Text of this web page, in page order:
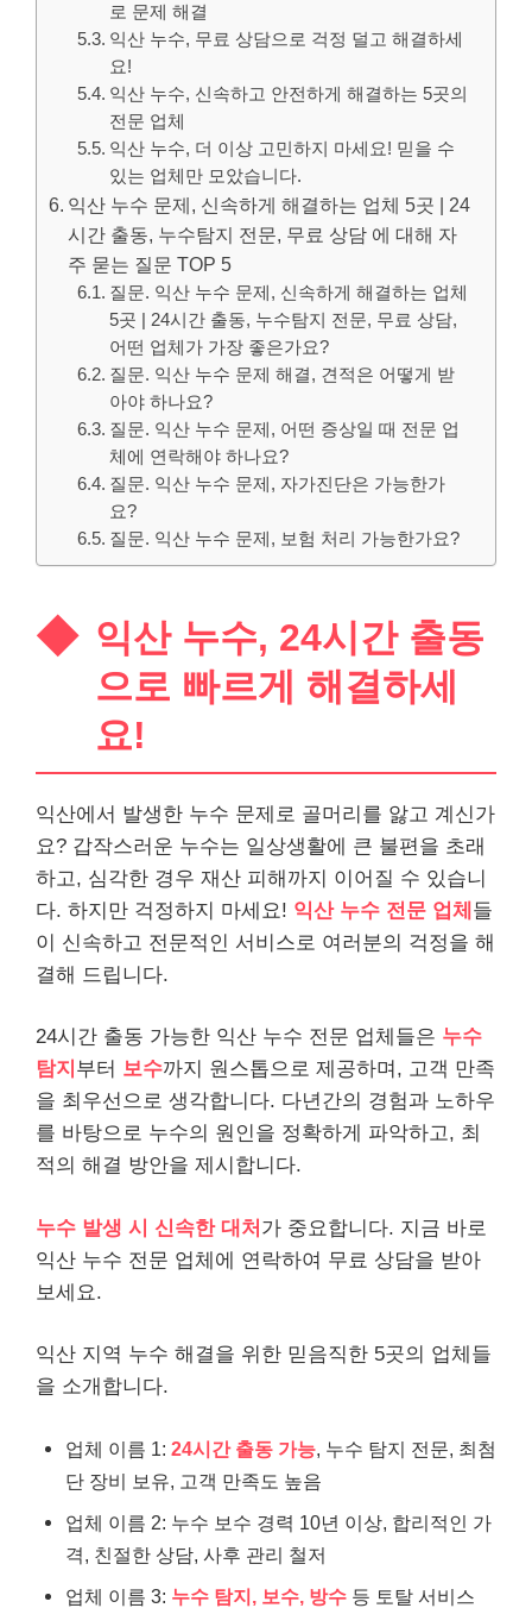
로 문제 해결
익산 누수, 무료 상담으로 걱정 덜고 해결하세
요!
익산 누수, 신속하고 안전하게 해결하는 5곳의
전문 업체
익산 누수, 더 이상 고민하지 마세요! 믿을 수
있는 업체만 모았습니다.
익산 누수 문제, 신속하게 해결하는 업체 5곳 | 24
시간 출동, 누수탐지 전문, 무료 상담 에 대해 자
주 묻는 질문 TOP 5
질문. 익산 누수 문제, 신속하게 해결하는 업체
5곳 | 24시간 출동, 누수탐지 전문, 무료 상담,
어떤 업체가 가장 좋은가요?
질문. 익산 누수 문제 해결, 견적은 어떻게 받
아야 하나요?
질문. 익산 누수 문제, 어떤 증상일 때 전문 업
체에 연락해야 하나요?
질문. 익산 누수 문제, 자가진단은 가능한가
요?
질문. 익산 누수 문제, 보험 처리 가능한가요?
익산 누수, 24시간 출동
으로 빠르게 해결하세
요!
익산에서 발생한 누수 문제로 골머리를 앓고 계신가
요? 갑작스러운 누수는 일상생활에 큰 불편을 초래
하고, 심각한 경우 재산 피해까지 이어질 수 있습니
다. 하지만 걱정하지 마세요! 익산 누수 전문 업체 들
이 신속하고 전문적인 서비스로 여러분의 걱정을 해
결해 드립니다.
24시간 출동 가능한 익산 누수 전문 업체들은 누수
탐지 부터 보수까지 원스톱으로 제공하며, 고객 만족
을 최우선으로 생각합니다. 다년간의 경험과 노하우
를 바탕으로 누수의 원인을 정확하게 파악하고, 최
적의 해결 방안을 제시합니다.
누수 발생 시 신속한 대처 가 중요합니다. 지금 바로
익산 누수 전문 업체에 연락하여 무료 상담을 받아
보세요.
익산 지역 누수 해결을 위한 믿음직한 5곳의 업체들
을 소개합니다.
업체 이름 1: 24시간 출동 가능 , 누수 탐지 전문, 최첨
단 장비 보유, 고객 만족도 높음
업체 이름 2: 누수 보수 경력 10년 이상, 합리적인 가
격, 친절한 상담, 사후 관리 철저
업체 이름 3: 누수 탐지, 보수, 방수 등 토탈 서비스